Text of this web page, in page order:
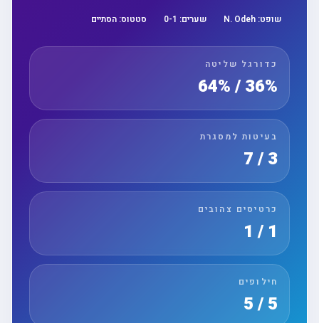
שופט:N. Odeh שערים: 0 -1 סטטוס:הסתיים
כדורגל שליטה
36% / 64%
בעיטות למסגרת
3 / 7
כרטיסים צהובים
חילופים